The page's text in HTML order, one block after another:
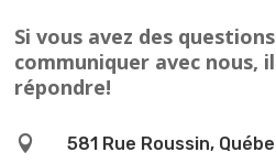
Si vous avez des
communiquer avec nous,
répondre!
 581 Rue Roussin,